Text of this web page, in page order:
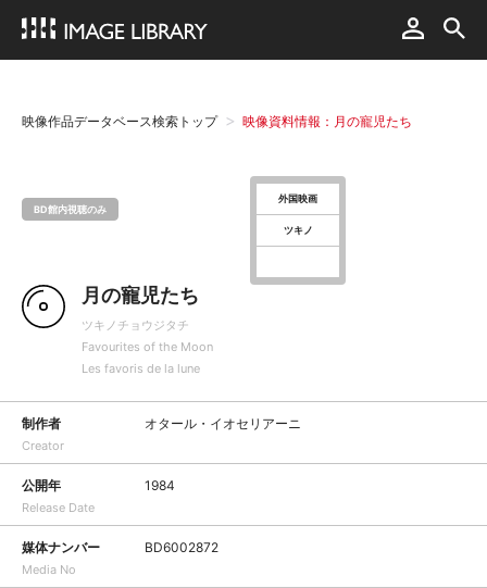
映像作品データベース検索トップ 映像資料情報：月の寵児たち
BD館内視聴のみ
外国映画
ツキノ
月の寵児たち
ツキノチョウジタチ
Favourites of the Moon
Les favoris de la lune
制作者
Creator
オタール・イオセリアーニ
公開年
Release Date
1984
媒体ナンバー
Media No
BD6002872